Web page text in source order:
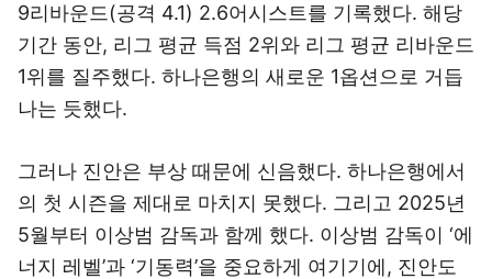
9리바운드(공격 4.1) 2.6어시스트를 기록했다. 해당
기간 동안, 리그 평균 득점 2위와 리그 평균 리바운드
1위를 질주했다. 하나은행의 새로운 1옵션으로 거듭
나는 듯했다.
그러나 진안은 부상 때문에 신음했다. 하나은행에서
의 첫 시즌을 제대로 마치지 못했다. 그리고 2025년
5월부터 이상범 감독과 함께 했다. 이상범 감독이 ‘에
너지 레벨’과 ‘기동력’을 중요하게 여기기에, 진안도